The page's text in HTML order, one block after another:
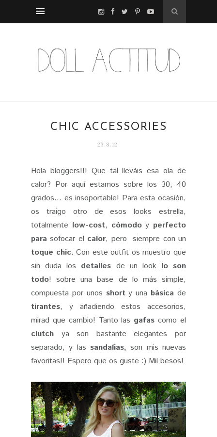
CHIC ACCESSORIES
23.8.12
Hola bloggers!!! Que tal lleváis esa ola de
calor? Por aquí estamos sobre los 30, 40
grados... es insoportable! Para esta ocasión,
os traigo otro de esos looks estrella,
totalmente low-cost, cómodoy perfecto
parasofocar el calor, pero siempre con un
toque chic. Con este outfit os muestro que
sin duda los detalles de un look lo son
todo! sobre una base de lo más simple,
compuesta por unos shorty una básica de
tirantes, y añadiendo estos accesorios,
mirad que cambio! Tanto las gafas como el
clutch ya son bastante elegantes por
separado, y las sandalias, son mis nuevas
favoritas!! Espero que os guste :) Mil besos!